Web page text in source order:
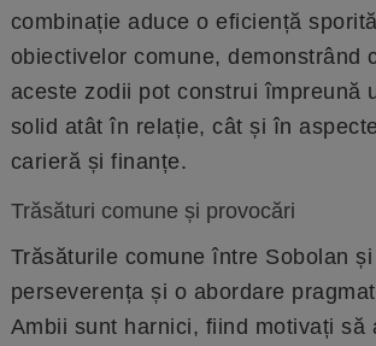
combinație aduce o eficiență
obiectivelor comune, demonstrând
aceste zodii pot construi împreună
solid atât în relație, cât și în
carieră și finanțe.
Trăsături comune și provocări
Trăsăturile comune între Sobolan
perseverența și o abordare
Ambii sunt harnici, fiind motivați să